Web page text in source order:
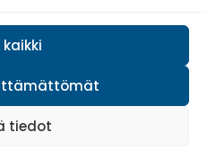
kaikki
tiedot